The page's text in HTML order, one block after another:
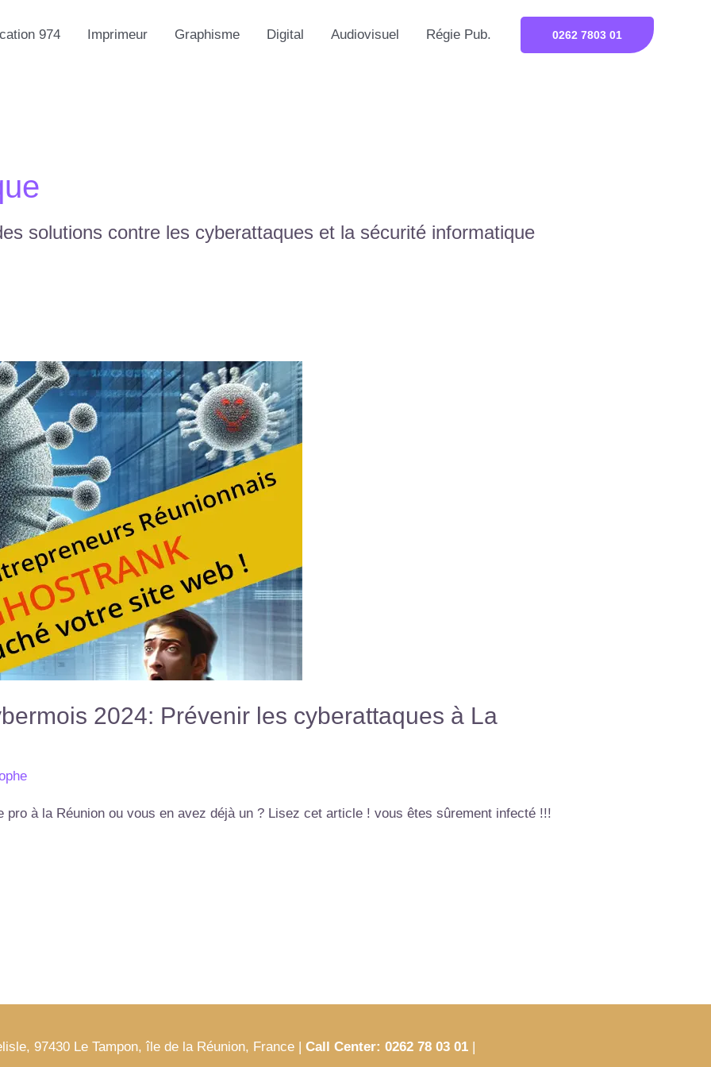
974 Imprimeur Graphisme Digital Audiovisuel Régie Pub. 0262 7803 01
solutions contre les cyberattaques et la sécurité informatique
2024: Prévenir les cyberattaques à La
pro à la Réunion ou vous en avez déjà un ? Lisez cet article ! vous êtes sûrement infecté !!!
97430 Le Tampon, île de la Réunion, France | Call Center: 0262 78 03 01 |